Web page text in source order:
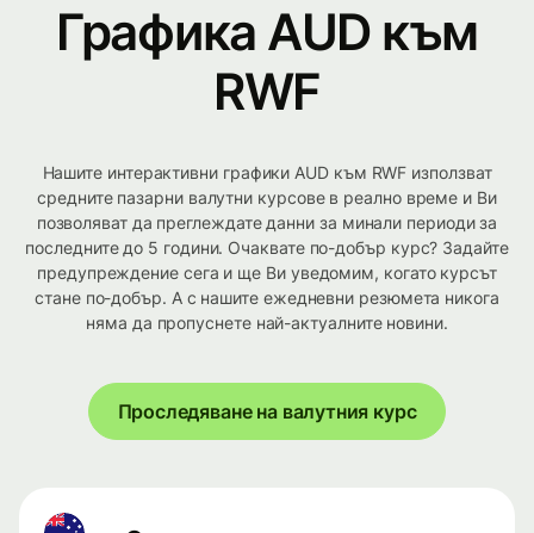
Графика AUD към
RWF
Нашите интерактивни графики AUD към RWF използват
средните пазарни валутни курсове в реално време и Ви
позволяват да преглеждате данни за минали периоди за
последните до 5 години. Очаквате по-добър курс? Задайте
предупреждение сега и ще Ви уведомим, когато курсът
стане по-добър. А с нашите ежедневни резюмета никога
няма да пропуснете най-актуалните новини.
Проследяване на валутния курс